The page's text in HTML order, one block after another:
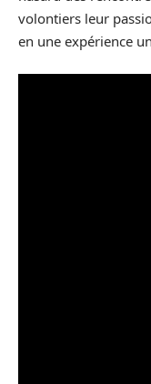
volontiers leur
en une expérience